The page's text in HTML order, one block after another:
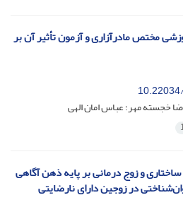
مختص مادر‌آزاری و آزمون تأثیر آن بر
خجسته مهر؛ عباس امان الهی
و زوج درمانی بر پایه ذهن آگاهی
در زوجین دارای نارضایتی